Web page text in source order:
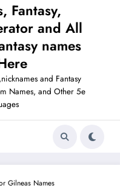
Fantasy,
and All
names
and Fantasy
Names, and Other 5e
Gilneas Names